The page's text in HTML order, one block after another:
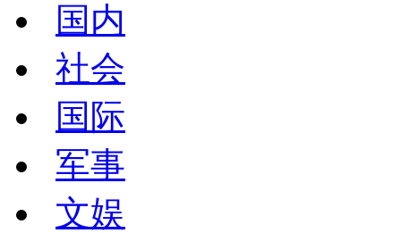
国内
社会
国际
军事
文娱